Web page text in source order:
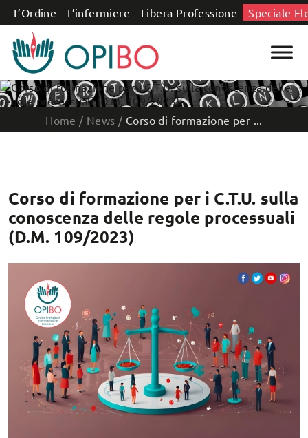
Salta al contenuto
L’Ordine L’infermiere Libera Professione Speciale
Home / News / Corso di formazione per ...
Corso di formazione per i C.T.U. sulla
conoscenza delle regole processuali
(D.M. 109/2023)